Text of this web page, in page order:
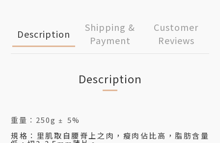
Description
Shipping &
Payment
Customer
Reviews
Description
重量：250g ± 5%
規格：里肌取自腰脊上之肉，瘦肉佔比高，脂肪含量